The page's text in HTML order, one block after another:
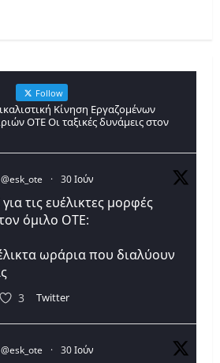
Follow
Κίνηση Εργαζομένων
ΟΤΕ Οι ταξικές δυνάμεις στον
@esk_ote · 30 Ιούν
τις ευέλικτες μορφές
όμιλο ΟΤΕ:
ωράρια που διαλύουν
3 Twitter
@esk_ote · 30 Ιούν